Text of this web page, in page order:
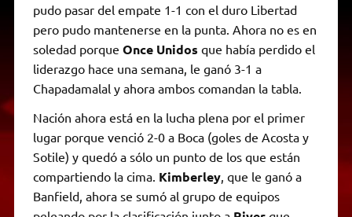
pudo pasar del empate 1-1 con el duro Libertad
pero pudo mantenerse en la punta. Ahora no es en
soledad porque Once Unidos que había perdido el
liderazgo hace una semana, le ganó 3-1 a
Chapadamalal y ahora ambos comandan la tabla.
Nación ahora está en la lucha plena por el primer
lugar porque venció 2-0 a Boca (goles de Acosta y
Sotile) y quedó a sólo un punto de los que están
compartiendo la cima. Kimberley, que le ganó a
Banfield, ahora se sumó al grupo de equipos